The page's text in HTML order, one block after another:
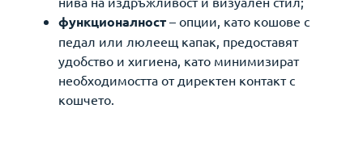
функционалност – опции, като кошове с
педал или люлеещ капак, предоставят
удобство и хигиена, като минимизират
необходимостта от директен контакт с
кошчето.